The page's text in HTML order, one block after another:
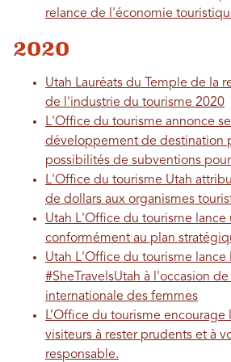
relance de l'économie
2020
Utah Lauréats du Temple de la
de l'industrie du tourisme 2020
L'Office du tourisme annonce
développement de destination
possibilités de subventions
L'Office du tourisme Utah
de dollars aux organismes
Utah L'Office du tourisme lance
conformément au plan
Utah L'Office du tourisme
#SheTravelsUtah à l'occasion
internationale des femmes
L’Office du tourisme encourage
visiteurs à rester prudents et à
responsable.